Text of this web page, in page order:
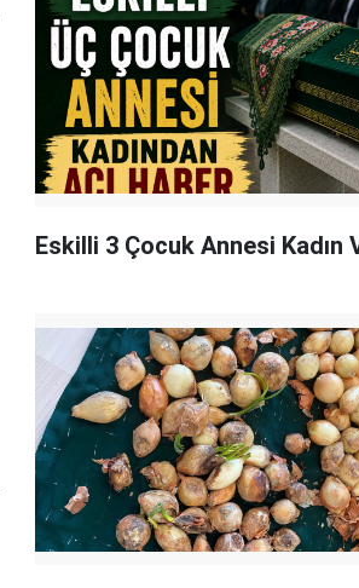
Eskilli 3 Çocuk Annesi Kadın